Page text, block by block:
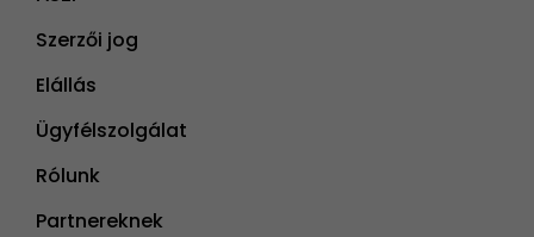
Szerzői jog
Elállás
Ügyfélszolgálat
Rólunk
Partnereknek